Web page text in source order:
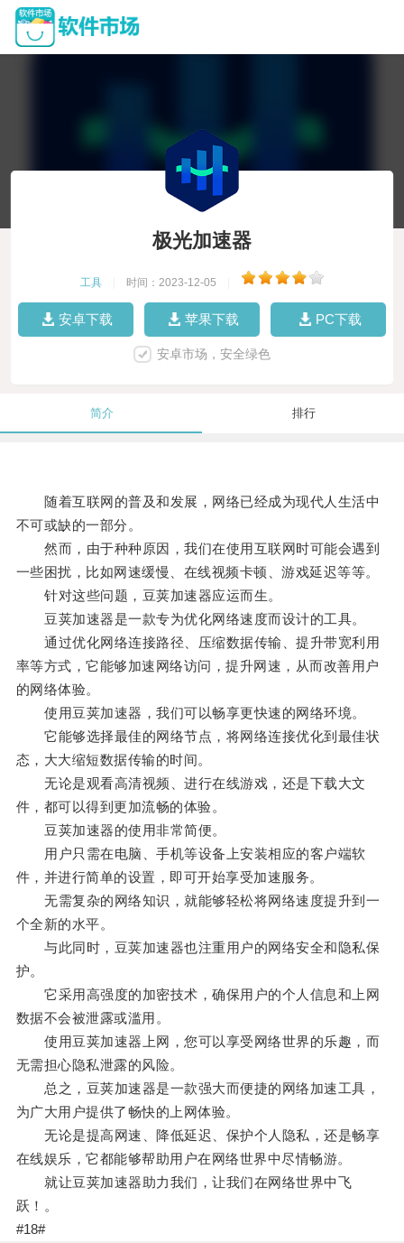
极光加速器
工具 时间：2023-12-05
安卓下载 苹果下载 PC下载
安卓市场，安全绿色
简介 排行
随着互联网的普及和发展，网络已经成为现代人生活中
不可或缺的一部分。
然而，由于种种原因，我们在使用互联网时可能会遇到
一些困扰，比如网速缓慢、在线视频卡顿、游戏延迟等等。
针对这些问题，豆荚加速器应运而生。
豆荚加速器是一款专为优化网络速度而设计的工具。
通过优化网络连接路径、压缩数据传输、提升带宽利用
率等方式，它能够加速网络访问，提升网速，从而改善用户
的网络体验。
使用豆荚加速器，我们可以畅享更快速的网络环境。
它能够选择最佳的网络节点，将网络连接优化到最佳状
态，大大缩短数据传输的时间。
无论是观看高清视频、进行在线游戏，还是下载大文
件，都可以得到更加流畅的体验。
豆荚加速器的使用非常简便。
用户只需在电脑、手机等设备上安装相应的客户端软
件，并进行简单的设置，即可开始享受加速服务。
无需复杂的网络知识，就能够轻松将网络速度提升到一
个全新的水平。
与此同时，豆荚加速器也注重用户的网络安全和隐私保
护。
它采用高强度的加密技术，确保用户的个人信息和上网
数据不会被泄露或滥用。
使用豆荚加速器上网，您可以享受网络世界的乐趣，而
无需担心隐私泄露的风险。
总之，豆荚加速器是一款强大而便捷的网络加速工具，
为广大用户提供了畅快的上网体验。
无论是提高网速、降低延迟、保护个人隐私，还是畅享
在线娱乐，它都能够帮助用户在网络世界中尽情畅游。
就让豆荚加速器助力我们，让我们在网络世界中飞
跃！。
#18#